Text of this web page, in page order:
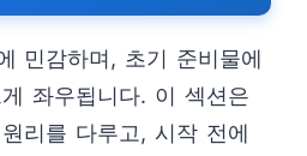
민감하며, 초기 준비물에
좌우됩니다. 이 섹션은
리를 다루고, 시작 전에